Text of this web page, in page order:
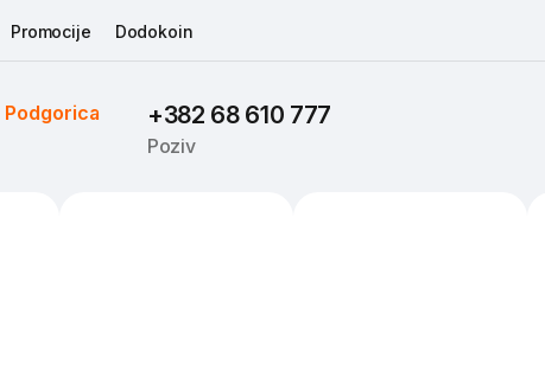
Promocije Dodokoin
Podgorica +382 68 610 777
Poziv